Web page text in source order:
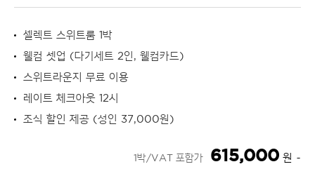
셀렉트 스위트룸 1박
웰컴 셋업 (다기세트 2인, 웰컴카드)
스위트라운지 무료 이용
레이트 체크아웃 12시
조식 할인 제공 (성인 37,000원)
1박/VAT 포함가 615,000 원 ~